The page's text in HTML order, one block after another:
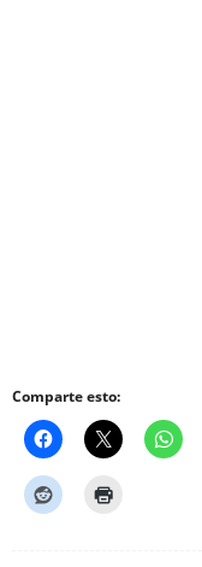
Comparte esto: